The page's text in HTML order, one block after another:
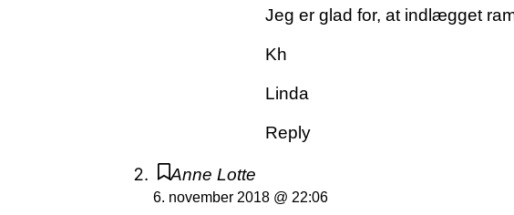
Jeg er glad for, at indlægget
Kh
Linda
Reply
Anne Lotte
6. november 2018 @ 22:06